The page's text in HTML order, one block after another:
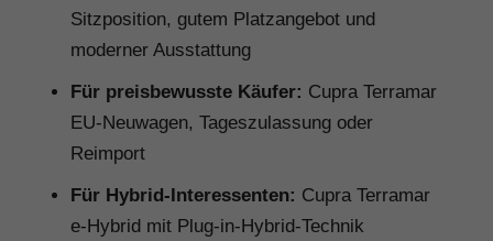
Sitzposition, gutem Platzangebot und
moderner Ausstattung
Für preisbewusste Käufer: Cupra Terramar
EU-Neuwagen, Tageszulassung oder
Reimport
Für Hybrid-Interessenten: Cupra Terramar
e-Hybrid mit Plug-in-Hybrid-Technik